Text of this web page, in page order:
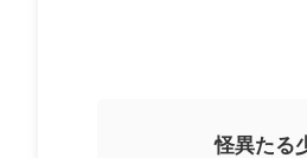
怪異たる